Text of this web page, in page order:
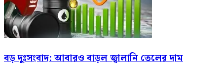
বড় দুঃসংবাদ: আবারও বাড়ল জ্বালানি তেলের দাম